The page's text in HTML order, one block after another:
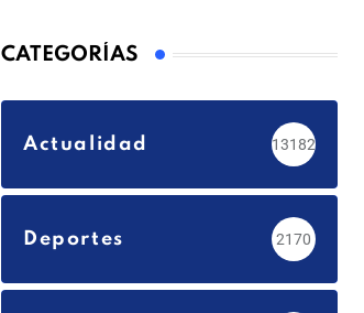
CATEGORÍAS
Actualidad 13182
Deportes 2170